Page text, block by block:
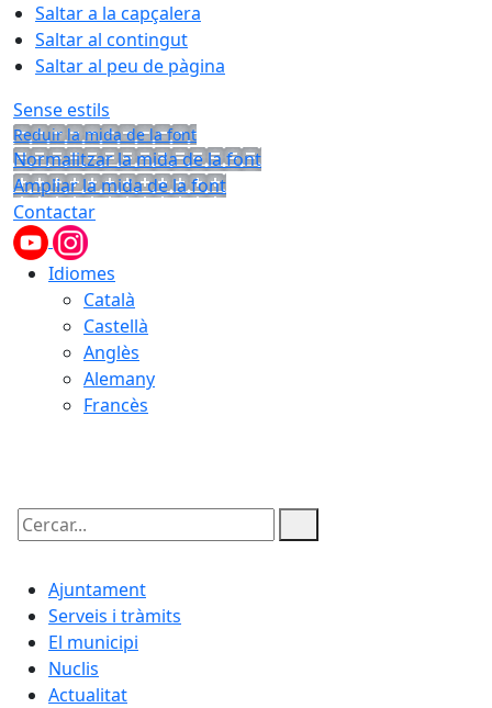
Saltar a la capçalera
Saltar al contingut
Saltar al peu de pàgina
Sense estils
Reduir la mida de la font
Normalitzar la mida de la font
Ampliar la mida de la font
Contactar
Idiomes
Català
Castellà
Anglès
Alemany
Francès
Cercar:
Ajuntament
Serveis i tràmits
El municipi
Nuclis
Actualitat